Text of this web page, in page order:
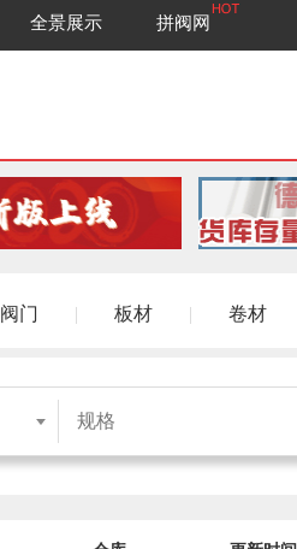
全景展示 拼阀网
阀门 | 板材 | 卷材